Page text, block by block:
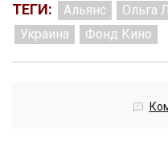
ТЕГИ: Альянс Ольга
Украина
Фонд Кино